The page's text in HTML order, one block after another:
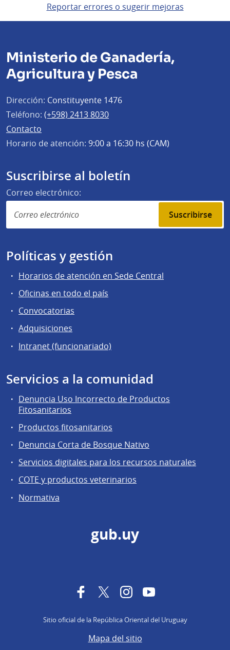
Reportar errores o sugerir mejoras
Ministerio de Ganadería,
Agricultura y Pesca
Dirección: Constituyente 1476
Teléfono: (+598) 2413 8030
Contacto
Horario de atención: 9:00 a 16:30 hs (CAM)
Suscribirse al boletín
Correo electrónico:
Suscribirse
Políticas y gestión
Horarios de atención en Sede Central
Oficinas en todo el país
Convocatorias
Adquisiciones
Intranet (funcionariado)
Servicios a la comunidad
Denuncia Uso Incorrecto de Productos
Fitosanitarios
Productos fitosanitarios
Denuncia Corta de Bosque Nativo
Servicios digitales para los recursos naturales
COTE y productos veterinarios
Normativa
gub.uy
FacebookTwitterInstagramYouTube
Sitio oficial de la República Oriental del Uruguay
Mapa del sitio